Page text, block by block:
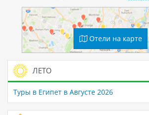
Отели на карте
ЛЕТО
Туры в Египет в Августе 2026